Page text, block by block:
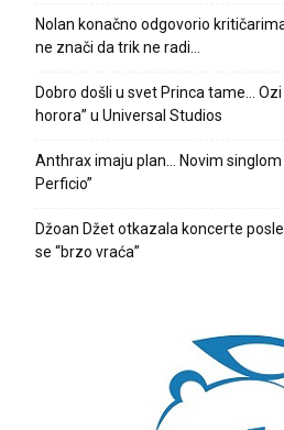
Nolan konačno odgovorio
ne znači da trik ne radi…
Dobro došli u svet Princa tame…
horora” u Universal Studios
Anthrax imaju plan… Novim
Perficio”
Džoan Džet otkazala koncerte
se “brzo vraća”